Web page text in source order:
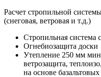
Расчет стропильной
(снеговая, ветровая и т.д.)
Стропильная
Огнебиозащита доски
Утепление 250 мм
ветрозащита,
на основе